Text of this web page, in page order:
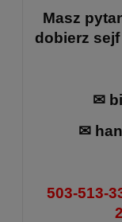
Masz
dobierz
✉
✉
503-513-